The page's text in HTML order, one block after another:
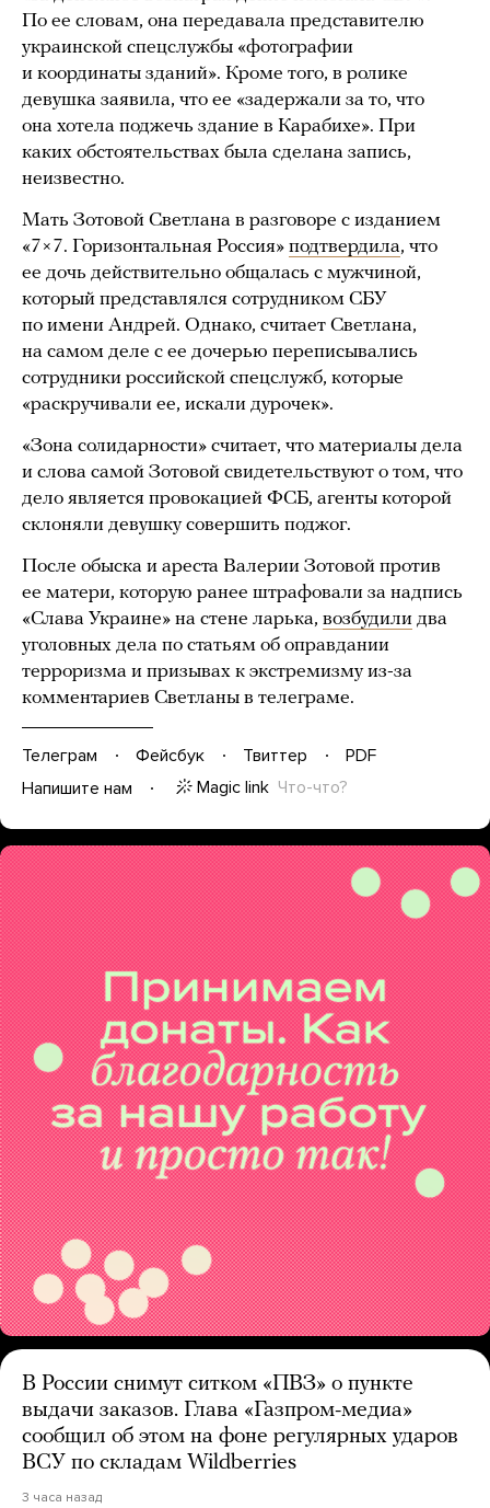
По ее словам, она передавала представителю
украинской спецслужбы «фотографии
и координаты зданий». Кроме того, в ролике
девушка заявила, что ее «задержали за то, что
она хотела поджечь здание в Карабихе». При
каких обстоятельствах была сделана запись,
неизвестно.
Мать Зотовой Светлана в разговоре с изданием
«7×7. Горизонтальная Россия» подтвердила, что
ее дочь действительно общалась с мужчиной,
который представлялся сотрудником СБУ
по имени Андрей. Однако, считает Светлана,
на самом деле с ее дочерью переписывались
сотрудники российской спецслужб, которые
«раскручивали ее, искали дурочек».
«Зона солидарности» считает, что материалы дела
и слова самой Зотовой свидетельствуют о том, что
дело является провокацией ФСБ, агенты которой
склоняли девушку совершить поджог.
После обыска и ареста Валерии Зотовой против
ее матери, которую ранее штрафовали за надпись
«Слава Украине» на стене ларька, возбудили два
уголовных дела по статьям об оправдании
терроризма и призывах к экстремизму из-за
комментариев Светланы в телеграме.
Телеграм Фейсбук Твиттер
PDF
Напишите нам
Magic link Что-что?
В России снимут ситком «ПВЗ» о пункте
выдачи заказов. Глава «Газпром-медиа»
сообщил об этом на фоне регулярных ударов
ВСУ по складам Wildberries
3 часа назад